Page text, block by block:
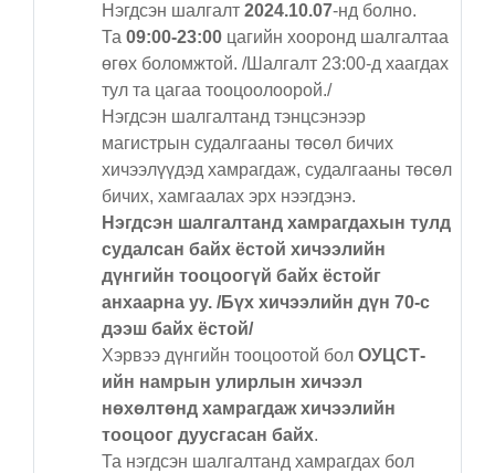
Нэгдсэн шалгалт 2024.10.07-нд болно.
Та 09:00-23:00 цагийн хооронд шалгалтаа
өгөх боломжтой. /Шалгалт 23:00-д хаагдах
тул та цагаа тооцоолоорой./
Нэгдсэн шалгалтанд тэнцсэнээр
магистрын судалгааны төсөл бичих
хичээлүүдэд хамрагдаж, судалгааны төсөл
бичих, хамгаалах эрх нээгдэнэ.
Нэгдсэн шалгалтанд хамрагдахын тулд
судалсан байх ёстой хичээлийн
дүнгийн тооцоогүй байх ёстойг
анхаарна уу. /Бүх хичээлийн дүн 70-с
дээш байх ёстой/
Хэрвээ дүнгийн тооцоотой бол ОУЦСТ-
ийн намрын улирлын хичээл
нөхөлтөнд хамрагдаж хичээлийн
тооцоог дуусгасан байх.
Та нэгдсэн шалгалтанд хамрагдах бол